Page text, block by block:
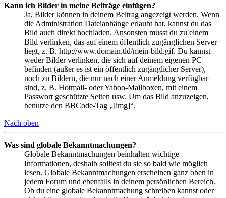
Kann ich Bilder in meine Beiträge einfügen?
Ja, Bilder können in deinem Beitrag angezeigt werden. Wenn
die Administration Dateianhänge erlaubt hat, kannst du das
Bild auch direkt hochladen. Ansonsten musst du zu einem
Bild verlinken, das auf einem öffentlich zugänglichen Server
liegt, z. B. http://www.domain.tld/mein-bild.gif. Du kannst
weder Bilder verlinken, die sich auf deinem eigenen PC
befinden (außer es ist ein öffentlich zugänglicher Server),
noch zu Bildern, die nur nach einer Anmeldung verfügbar
sind, z. B. Hotmail- oder Yahoo-Mailboxen, mit einem
Passwort geschützte Seiten usw. Um das Bild anzuzeigen,
benutze den BBCode-Tag „[img]“.
Nach oben
Was sind globale Bekanntmachungen?
Globale Bekanntmachungen beinhalten wichtige
Informationen, deshalb solltest du sie so bald wie möglich
lesen. Globale Bekanntmachungen erscheinen ganz oben in
jedem Forum und ebenfalls in deinem persönlichen Bereich.
Ob du eine globale Bekanntmachung schreiben kannst oder